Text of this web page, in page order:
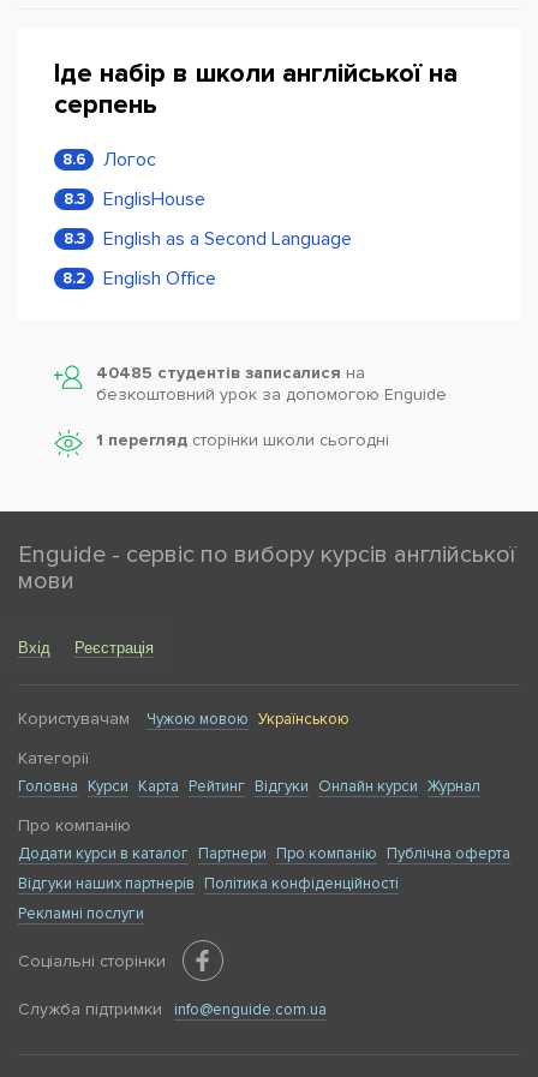
Іде набір в школи англійської на
серпень
8.6 Логос
8.3 EnglisHouse
8.3 English as a Second Language
8.2 English Office
40485 студентів записалися на
безкоштовний урок за допомогою Enguide
1 перегляд сторінки школи cьогодні
Enguide - сервіс по вибору курсів англійської
мови
Вхід Реєстрація
Користувачам Чужою мовою Українською
Категорії
Головна Курси Карта Рейтинг Відгуки Онлайн курси Журнал
Про компанію
Додати курси в каталог Партнери Про компанію
Публічна оферта
Відгуки наших партнерів
Політика конфіденційності
Рекламні послуги
Соціальні сторінки
Служба підтримки info@enguide.com.ua